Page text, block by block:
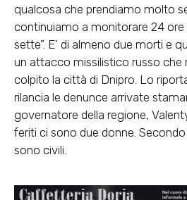
qualcosa che prendiamo molto
continuiamo a monitorare 24 ore
sette”. E’ di almeno due morti e
un attacco missilistico russo che
colpito la città di Dnipro. Lo
rilancia le denunce arrivate
governatore della regione,
feriti ci sono due donne.
sono civili.